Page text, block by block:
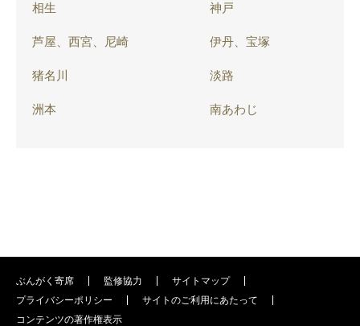
相生 神戸
芦屋、西宮、尼崎 伊丹、宝塚
猪名川 淡路
洲本 南あわじ
ぶんがく寄席 監修協力
サイトマップ
プライバシーポリシー
サイトのご利用にあたって
コンテンツの著作権表示